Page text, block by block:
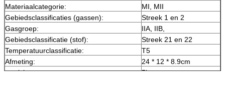
Materiaalcategorie:
MI, MII
Gebiedsclassificaties (gassen):
Streek 1 en 2
Gasgroep:
IIA, IIB,
Gebiedsclassificatie (stof):
Streek 21 en 22
Temperatuurclassificatie:
T5
Afmeting:
24 * 12 * 8.9cm
gewicht:
5kg